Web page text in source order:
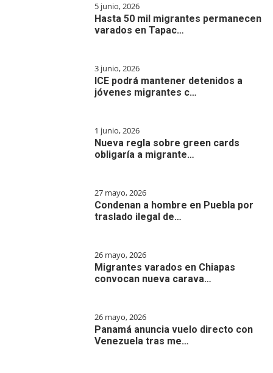
5 junio, 2026
Hasta 50 mil migrantes permanecen
varados en Tapac…
3 junio, 2026
ICE podrá mantener detenidos a
jóvenes migrantes c…
1 junio, 2026
Nueva regla sobre green cards
obligaría a migrante…
27 mayo, 2026
Condenan a hombre en Puebla por
traslado ilegal de…
26 mayo, 2026
Migrantes varados en Chiapas
convocan nueva carava…
26 mayo, 2026
Panamá anuncia vuelo directo con
Venezuela tras me…